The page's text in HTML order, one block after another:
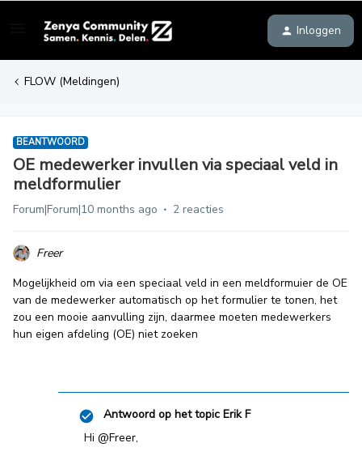
Inloggen
FLOW (Meldingen)
BEANTWOORD
OE medewerker invullen via speciaal veld in
meldformulier
Forum|Forum|10 months ago 2 reacties
Freer
Mogelijkheid om via een speciaal veld in een meldformuier de OE
van de medewerker automatisch op het formulier te tonen, het
zou een mooie aanvulling zijn, daarmee moeten medewerkers
hun eigen afdeling (OE) niet zoeken
Antwoord op het topic Erik F
Hi ​ @Freer,